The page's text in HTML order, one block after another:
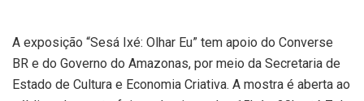
A exposição “Sesá Ixé: Olhar Eu” tem apoio do Converse
BR e do Governo do Amazonas, por meio da Secretaria de
Estado de Cultura e Economia Criativa. A mostra é aberta ao